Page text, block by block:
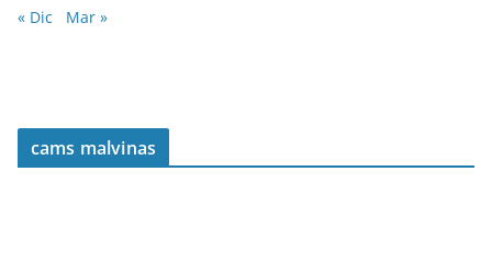
« Dic Mar »
cams malvinas